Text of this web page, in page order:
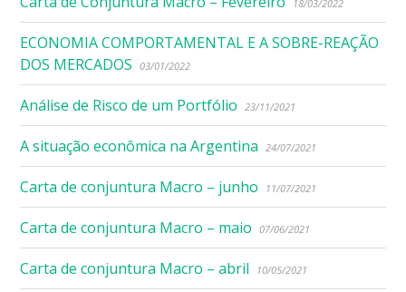
18/03/2022
ECONOMIA COMPORTAMENTAL E A SOBRE-REAÇÃO
DOS MERCADOS
03/01/2022
Análise de Risco de um Portfólio 23/11/2021
A situação econômica na Argentina 24/07/2021
Carta de conjuntura Macro – junho 11/07/2021
Carta de conjuntura Macro – maio 07/06/2021
Carta de conjuntura Macro – abril 10/05/2021